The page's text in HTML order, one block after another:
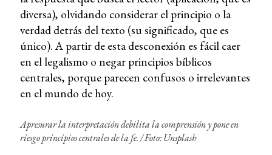
diversa), olvidando considerar el principio o la
verdad detrás del texto (su significado, que es
único). A partir de esta desconexión es fácil caer
en el legalismo o negar principios bíblicos
centrales, porque parecen confusos o irrelevantes
en el mundo de hoy.
Apresurar la interpretación debilita la comprensión y pone en
riesgo principios centrales de la fe./Foto: Unsplash